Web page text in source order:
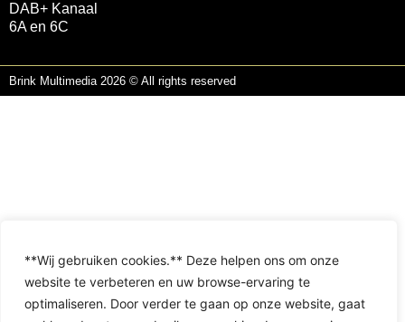
**Wij gebruiken cookies.** Deze helpen ons om onze
website te verbeteren en uw browse-ervaring te
optimaliseren. Door verder te gaan op onze website, gaat
DAB+ Kanaal
6A en 6C
Brink Multimedia 2026 © All rights reserved